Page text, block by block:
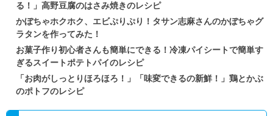
る！」高野豆腐のはさみ焼きのレシピ
かぼちゃホクホク、エビぷりぷり！タサン志麻さんのかぼちゃグ
ラタンを作ってみた！
お菓子作り初心者さんも簡単にできる！冷凍パイシートで簡単す
ぎるスイートポテトパイのレシピ
「お肉がしっとりほろほろ！」「味変できるの新鮮！」鶏とかぶ
のポトフのレシピ